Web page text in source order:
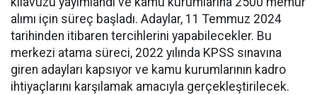
alımı için süreç başladı. Adaylar, 11 Temmuz 2024
tarihinden itibaren tercihlerini yapabilecekler. Bu
merkezi atama süreci, 2022 yılında KPSS sınavına
giren adayları kapsıyor ve kamu kurumlarının kadro
ihtiyaçlarını karşılamak amacıyla gerçekleştirilecek.